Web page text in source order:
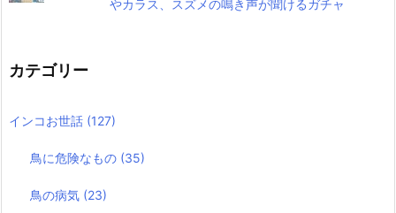
やカラス、スズメの鳴き声が聞けるガチャ
カテゴリー
インコお世話 (127)
鳥に危険なもの (35)
鳥の病気 (23)